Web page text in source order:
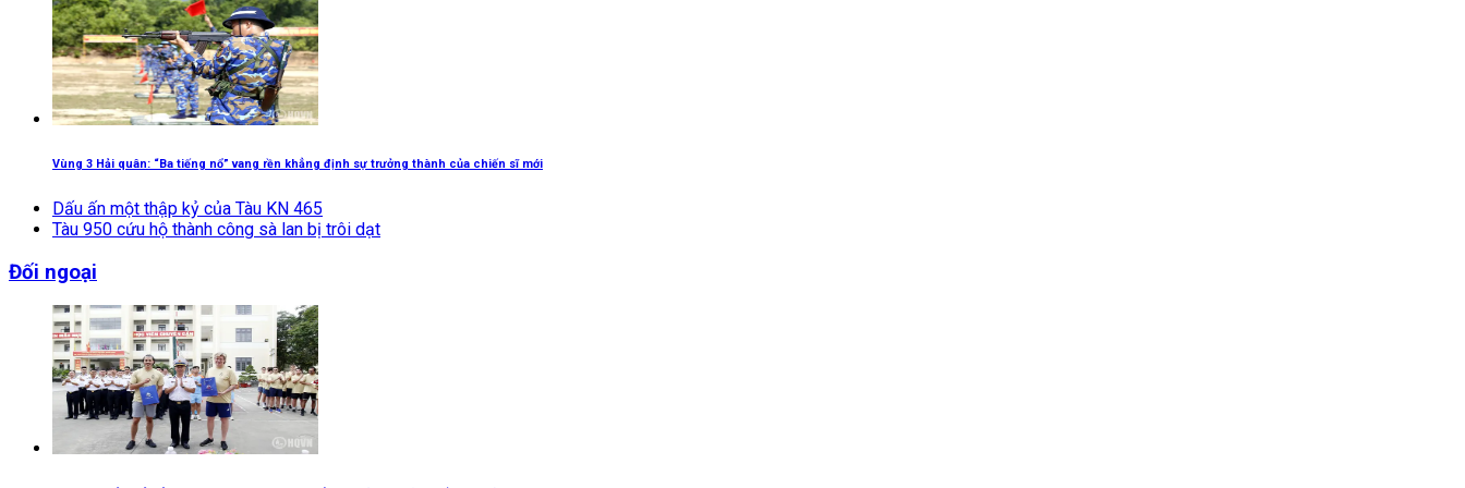
Vùng 3 Hải quân: “Ba tiếng nổ” vang rền khẳng định sự trưởng thành của chiến sĩ mới
Dấu ấn một thập kỷ của Tàu KN 465
Tàu 950 cứu hộ thành công sà lan bị trôi dạt
Đối ngoại